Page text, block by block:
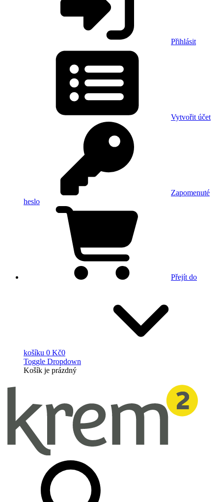
Přihlásit
Vytvořit účet
Zapomenuté
heslo
Přejít do
košíku 0 Kč0
Toggle Dropdown
Košík je prázdný